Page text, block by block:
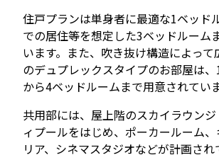
住戸プランは単身者に最適な1ベッド
での居住等を想定した3ベッドルーム
います。また、吹き抜け構造によっ
のデュプレックスタイプのお部屋は
から4ベッドルームまで用意されていま
共用部には、屋上階のスカイラウン
ィプールをはじめ、ポーカールーム
リア、シネマスタジオなどが計画さ